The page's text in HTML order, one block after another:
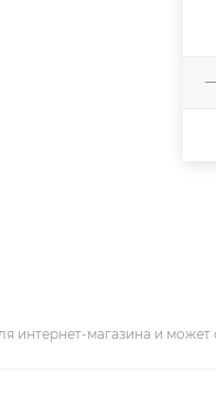
интернет-магазина и может